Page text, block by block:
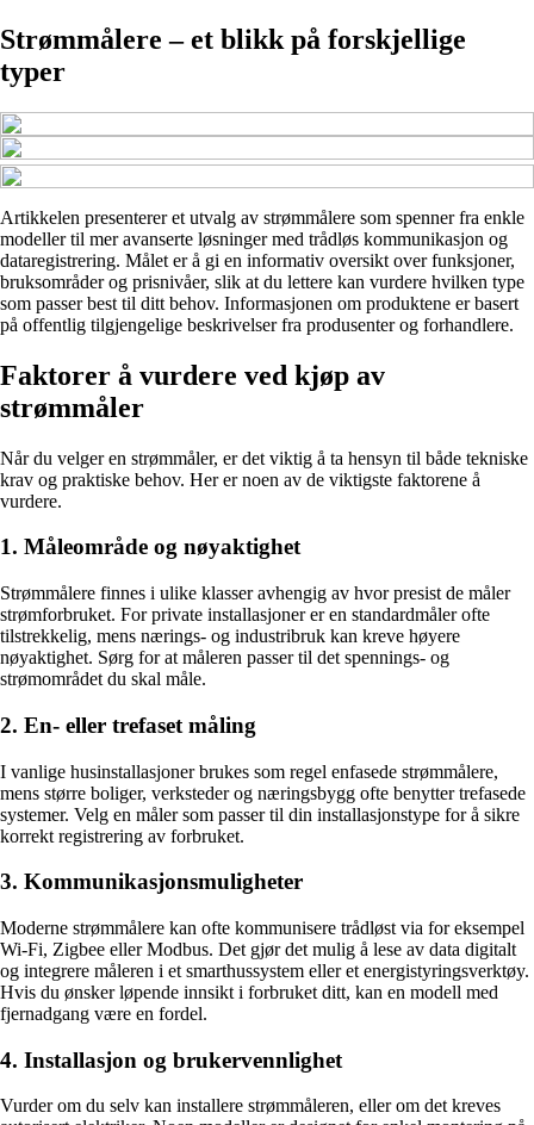
Strømmålere – et blikk på forskjellige
typer
Artikkelen presenterer et utvalg av strømmålere som spenner fra enkle
modeller til mer avanserte løsninger med trådløs kommunikasjon og
dataregistrering. Målet er å gi en informativ oversikt over funksjoner,
bruksområder og prisnivåer, slik at du lettere kan vurdere hvilken type
som passer best til ditt behov. Informasjonen om produktene er basert
på offentlig tilgjengelige beskrivelser fra produsenter og forhandlere.
Faktorer å vurdere ved kjøp av
strømmåler
Når du velger en strømmåler, er det viktig å ta hensyn til både tekniske
krav og praktiske behov. Her er noen av de viktigste faktorene å
vurdere.
1. Måleområde og nøyaktighet
Strømmålere finnes i ulike klasser avhengig av hvor presist de måler
strømforbruket. For private installasjoner er en standardmåler ofte
tilstrekkelig, mens nærings- og industribruk kan kreve høyere
nøyaktighet. Sørg for at måleren passer til det spennings- og
strømområdet du skal måle.
2. En- eller trefaset måling
I vanlige husinstallasjoner brukes som regel enfasede strømmålere,
mens større boliger, verksteder og næringsbygg ofte benytter trefasede
systemer. Velg en måler som passer til din installasjonstype for å sikre
korrekt registrering av forbruket.
3. Kommunikasjonsmuligheter
Moderne strømmålere kan ofte kommunisere trådløst via for eksempel
Wi-Fi, Zigbee eller Modbus. Det gjør det mulig å lese av data digitalt
og integrere måleren i et smarthussystem eller et energistyringsverktøy.
Hvis du ønsker løpende innsikt i forbruket ditt, kan en modell med
fjernadgang være en fordel.
4. Installasjon og brukervennlighet
Vurder om du selv kan installere strømmåleren, eller om det kreves